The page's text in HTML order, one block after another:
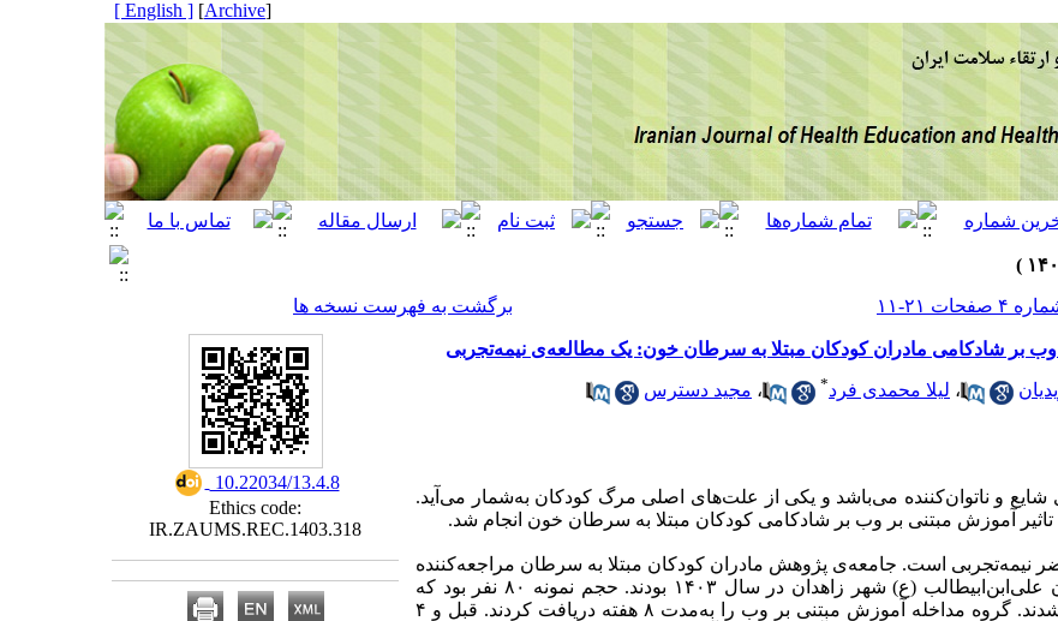
[
Archive
]
[ English ]
برگشت به فهرست نسخه ها
بر شادکامی مادران کودکان مبتلا به سرطان خون: یک مطالعه‌ی نیمه‌تجربی
، لیلا محمدی فرد* ، مجید دسترس
و ناتوان‌کننده می‌باشد و یکی از علت‌های اصلی مرگ کودکان به‌شمار می‌آید.
آموزش مبتنی بر وب بر شادکامی کودکان مبتلا به سرطان خون انجام شد.
نیمه‌تجربی است. جامعه‌ی پژوهش مادران کودکان مبتلا به سرطان مراجعه‌کننده
به بخش هماتولوژی بیمارستان علی‌ابن‌ابیطالب (ع) شهر زاهدان در سال ۱۴۰۳ بودند. حجم نمونه ۸۰ نفر بود که
به‌طور تصادفی ساده انتخاب شدند. گروه مداخله آموزش مبتنی بر وب را به‌مدت ۸ هفته دریافت کردند. قبل و ۴
‎ 10.22034/13.4.8
Ethics code:
IR.ZAUMS.REC.1403.318